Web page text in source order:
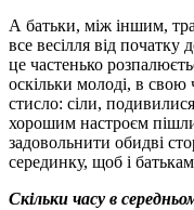
А батьки, між іншим,
все весілля від початку
це частенько
оскільки молоді, в
стисло: сіли,
хорошим настроєм
задовольнити обидві
серединку, щоб і
Скільки часу в